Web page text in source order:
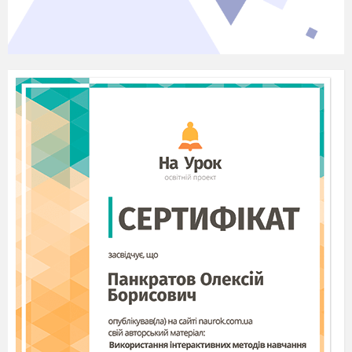
структуру. Кожен ступінь містить тезу
(положення) та антитезу (проти положення).
двох положень характеризує організм, що
вивчається.
. Прочитайте тезу й антитезу першого
ступеня і з’ясуйте, який текст більше
відповідає ознакам рослини, тварини чи гриба,
назву якої (якого) ви визначаєте.
У кінці
обраної тези або антитези стоїть
цифра нового ступеня, на який треба перейти.
4. На новому ступені продовжуйте таке
порівняння тези й антитези з ознаками
визначального організму.
5.На якомусь ступені вибрана вами теза або
антитеза закінчиться не цифрою, а назвою